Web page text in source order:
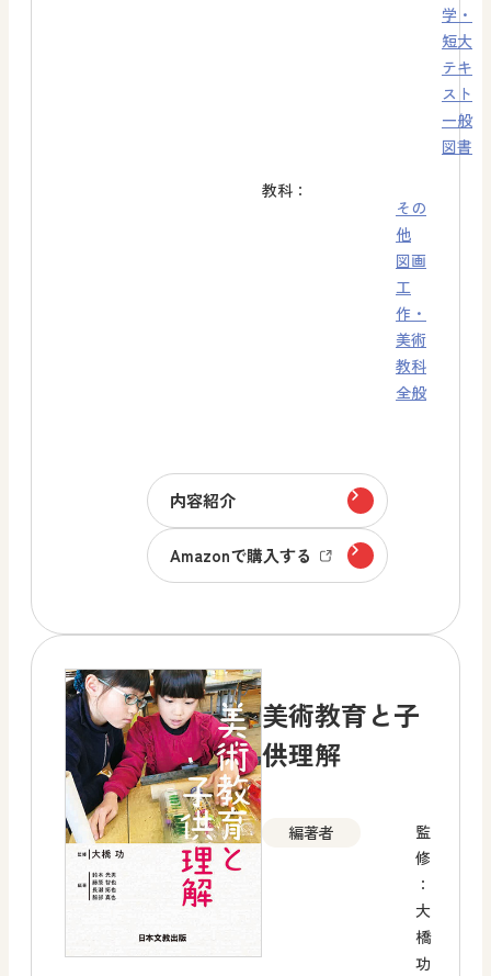
学・
短大
テキ
スト
一般
図書
教科：
その
他
図画
工
作・
美術
教科
全般
内容紹介
Amazonで購入する
美術教育と子
供理解
編著者
監
修
：
大
橋
功